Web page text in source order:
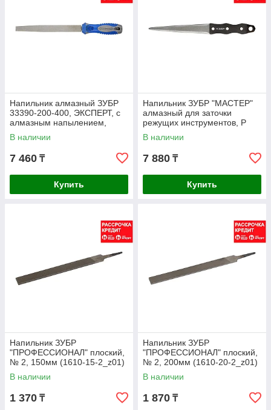
Напильник алмазный ЗУБР
33390-200-400, ЭКСПЕРТ, с
алмазным напылением,
плоский, P 400, 200 мм
В наличии
7 460 ₸
Купить
Напильник ЗУБР "МАСТЕР"
алмазный для заточки
режущих инструментов, P
400, 150мм (33396-150-400)
В наличии
7 880 ₸
Купить
Напильник ЗУБР
"ПРОФЕССИОНАЛ" плоский,
№ 2, 150мм (1610-15-2_z01)
В наличии
1 370 ₸
Напильник ЗУБР
"ПРОФЕССИОНАЛ" плоский,
№ 2, 200мм (1610-20-2_z01)
В наличии
1 870 ₸